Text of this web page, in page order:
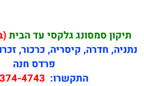
תיקון סמסונג גלקסי עד הבית
נתניה, חדרה, קיסריה, כרכור,
פרדס חנה
התקשרו: 4743